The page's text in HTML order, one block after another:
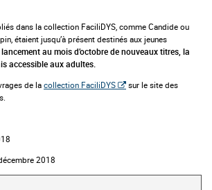
dans la collection FaciliDYS, comme Candide ou
étaient jusqu’à présent destinés aux jeunes
au mois d’octobre de nouveaux titres, la
accessible aux adultes.
de la collection FaciliDYS
sur le site des
2018